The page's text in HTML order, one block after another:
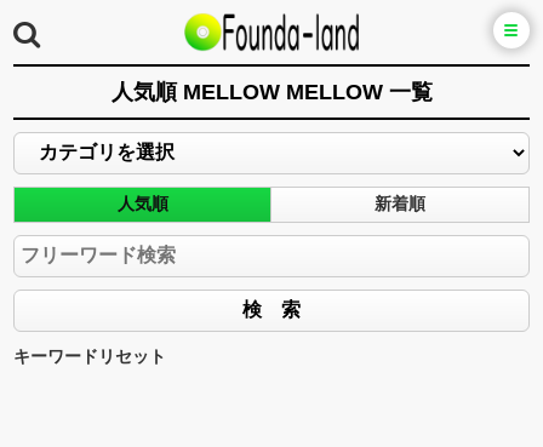
人気順 MELLOW MELLOW 一覧
人気順 新着順
キーワードリセット